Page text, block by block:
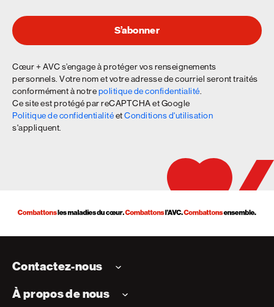
S’abonner
Cœur + AVC s’engage à protéger vos renseignements
personnels. Votre nom et votre adresse de courriel seront traités
conformément à notrepolitique de confidentialité
Ce site est protégé par reCAPTCHA et Google
Politique de confidentialitéetConditions d'utilisation
s'appliquent.
Contactez-nous
À propos de nous